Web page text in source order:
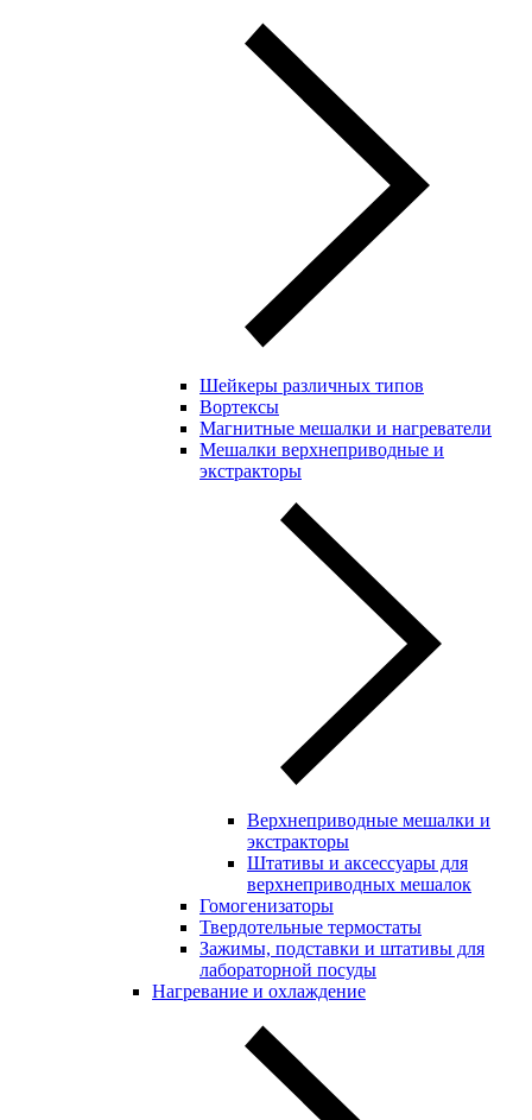
Шейкеры различных типов
Вортексы
Магнитные мешалки и нагреватели
Мешалки верхнеприводные и
экстракторы
Верхнеприводные мешалки и
экстракторы
Штативы и аксессуары для
верхнеприводных мешалок
Гомогенизаторы
Твердотельные термостаты
Зажимы, подставки и штативы для
лабораторной посуды
Нагревание и охлаждение